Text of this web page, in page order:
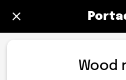
Wood